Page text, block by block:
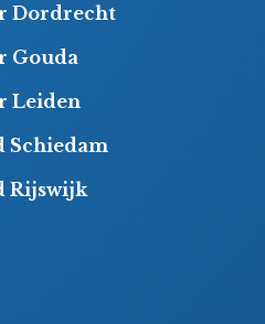
Dordrecht
Gouda
Leiden
Schiedam
Rijswijk